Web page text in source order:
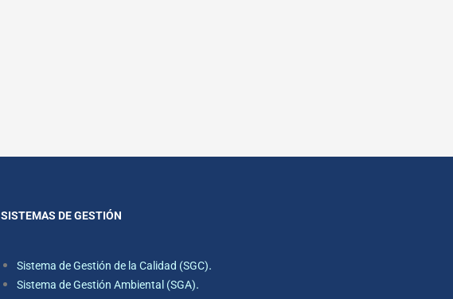
SISTEMAS DE GESTIÓN
Sistema de Gestión de la Calidad (SGC).
Sistema de Gestión Ambiental (SGA).